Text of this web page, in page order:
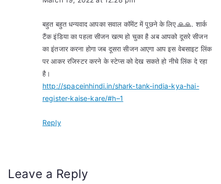
बहुत बहुत धन्यवाद आपका सवाल कॉमेंट में पूछने के लिए 🙏🙏. शार्क
टैंक इंडिया का पहला सीजन खत्म हो चुका है अब आपको दूसरे सीजन
का इंतजार करना होगा जब दूसरा सीजन आएगा आप इस वेबसाइट लिंक
पर आकर रजिस्टर करने के स्टेप्स को देख सकते हो नीचे लिंक दे रहा
है।
http://spaceinhindi.in/shark-tank-india-kya-hai-
register-kaise-kare/#h–1
Reply
Leave a Reply